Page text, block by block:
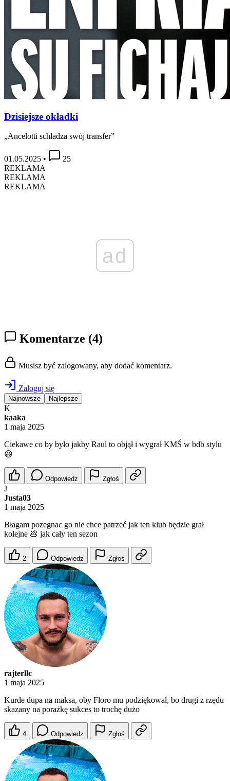
Dzisiejsze okładki
„Ancelotti schładza swój transfer”
01.05.2025 •
25
REKLAMA
REKLAMA
REKLAMA
ad
Komentarze (4)
Musisz być zalogowany, aby dodać komentarz.
Zaloguj się
Najnowsze Najlepsze
K
kaaka
1 maja 2025
Ciekawe co by było jakby Raul to objął i wygrał KMŚ w bdb stylu
😆
Odpowiedz Zgłoś
J
Justa03
1 maja 2025
Błagam pozegnac go nie chce patrzeć jak ten klub będzie grał
kolejne 💩 jak cały ten sezon
2 Odpowiedz Zgłoś
rajterllc
1 maja 2025
Kurde dupa na maksa, oby Floro mu podziękował, bo drugi z rzędu
skazany na porażkę sukces to trochę dużo
4 Odpowiedz Zgłoś